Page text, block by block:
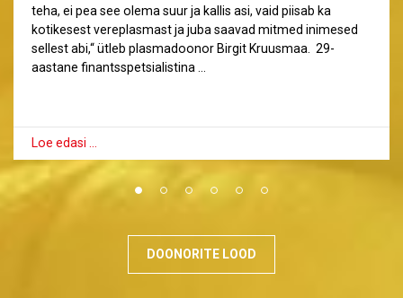
teha, ei pea see olema suur ja kallis asi, vaid piisab ka
kotikesest vereplasmast ja juba saavad mitmed inimesed
sellest abi,“ ütleb plasmadoonor Birgit Kruusmaa. 29-
aastane finantsspetsialistina …
Loe edasi …
DOONORITE LOOD